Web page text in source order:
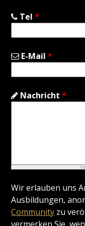
Tel*
E-Mail*
Nachricht*
Wir erlauben uns
Ausbildungen,
Community zu